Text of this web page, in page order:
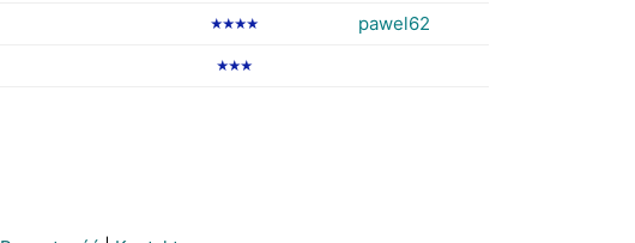
★★★★ pawel62
★★★